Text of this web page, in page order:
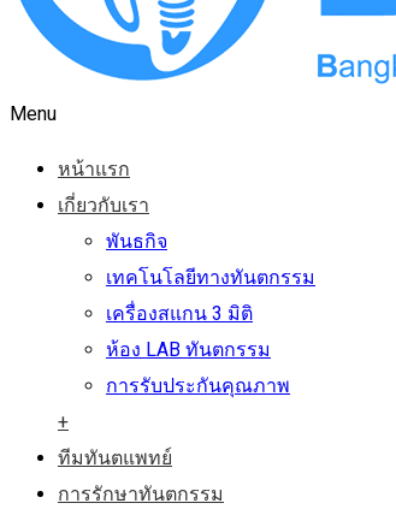
Menu
หน้าแรก
เกี่ยวกับเรา
พันธกิจ
เทคโนโลยีทางทันตกรรม
เครื่องสแกน 3 มิติ
ห้อง LAB ทันตกรรม
การรับประกันคุณภาพ
+
ทีมทันตแพทย์
การรักษาทันตกรรม